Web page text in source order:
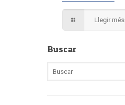
Llegir més
Buscar